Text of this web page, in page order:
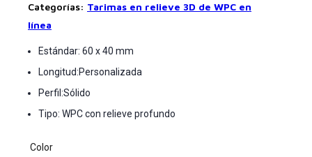
Categorías: Tarimas en relieve 3D de WPC en
línea
Estándar: 60 x 40 mm
Longitud:Personalizada
Perfil:Sólido
Tipo: WPC con relieve profundo
Color